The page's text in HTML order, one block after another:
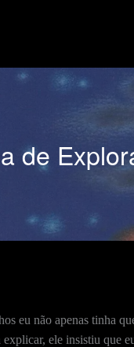
de
eu não apenas tinha
ele insistiu que